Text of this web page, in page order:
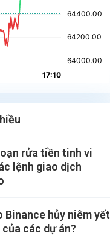
rửa tiền tinh vi
lệnh giao dịch
Binance hủy niêm yết
các dự án?